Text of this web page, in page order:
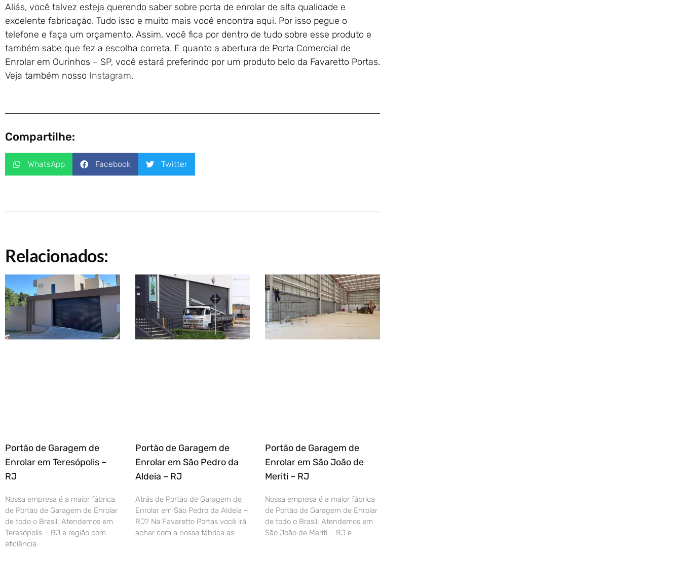
Aliás, você talvez esteja querendo saber sobre porta de enrolar de alta qualidade e
excelente fabricação. Tudo isso e muito mais você encontra aqui. Por isso pegue o
telefone e faça um orçamento. Assim, você fica por dentro de tudo sobre esse produto e
também sabe que fez a escolha correta. E quanto a abertura de Porta Comercial de
Enrolar em Ourinhos – SP, você estará preferindo por um produto belo da Favaretto Portas.
Veja também nosso Instagram.
Compartilhe:
WhatsApp Facebook Twitter
Relacionados:
Portão de Garagem de
Enrolar em Teresópolis –
RJ
Nossa empresa é a maior fábrica
de Portão de Garagem de Enrolar
de todo o Brasil. Atendemos em
Teresópolis – RJ e região com
eficiência
Portão de Garagem de
Enrolar em São Pedro da
Aldeia – RJ
Atrás de Portão de Garagem de
Enrolar em São Pedro da Aldeia –
RJ? Na Favaretto Portas você irá
achar com a nossa fábrica as
Portão de Garagem de
Enrolar em São João de
Meriti – RJ
Nossa empresa é a maior fábrica
de Portão de Garagem de Enrolar
de todo o Brasil. Atendemos em
São João de Meriti – RJ e